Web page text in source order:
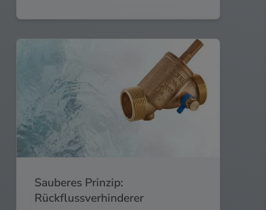
Sauberes Prinzip:
Rückflussverhinderer